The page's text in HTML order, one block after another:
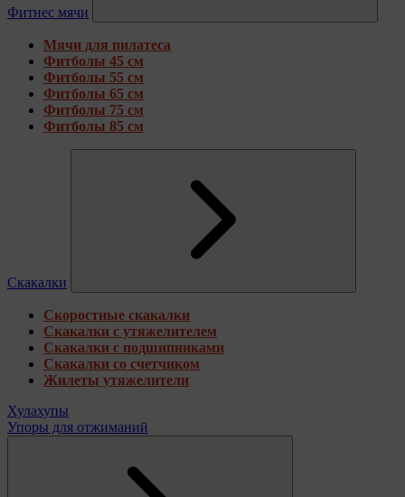
Фитнес мячи
Мячи для пилатеса
Фитболы 45 см
Фитболы 55 см
Фитболы 65 см
Фитболы 75 см
Фитболы 85 см
Скакалки
Скоростные скакалки
Скакалки с утяжелителем
Скакалки с подшипниками
Скакалки со счетчиком
Жилеты утяжелители
Хулахупы
Упоры для отжиманий